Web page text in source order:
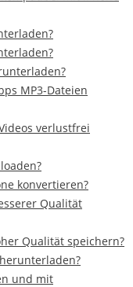
MP3-Dateien
verlustfrei
konvertieren?
Qualität
Qualität speichern?
und mit